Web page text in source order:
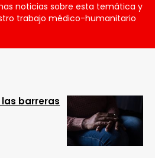
noticias sobre esta temática y
trabajo médico-humanitario
barreras